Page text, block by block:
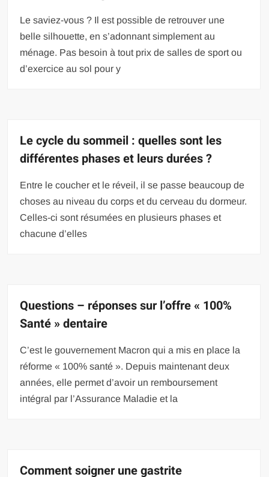
Le saviez-vous ? Il est possible de retrouver une
belle silhouette, en s’adonnant simplement au
ménage. Pas besoin à tout prix de salles de sport ou
d’exercice au sol pour y
Le cycle du sommeil : quelles sont les
différentes phases et leurs durées ?
Entre le coucher et le réveil, il se passe beaucoup de
choses au niveau du corps et du cerveau du dormeur.
Celles-ci sont résumées en plusieurs phases et
chacune d’elles
Questions – réponses sur l’offre « 100%
Santé » dentaire
C’est le gouvernement Macron qui a mis en place la
réforme « 100% santé ». Depuis maintenant deux
années, elle permet d’avoir un remboursement
intégral par l’Assurance Maladie et la
Comment soigner une gastrite